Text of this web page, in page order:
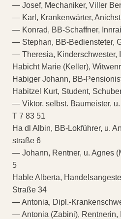
— Josef, Mechaniker, Viller
— Karl, Krankenwärter,
— Konrad, BB-Schaffner,
— Stephan, BB-Bediensteter,
— Theresia, Kinderschwester,
Habicht Marie (Keller),
Habiger Johann, BB-
Habitzel Kurt, Student,
— Viktor, selbst. Baumeister,
T 7 83 51
Ha dl Albin, BB-Lokführer, u.
straße 6
— Johann, Rentner, u. Agnes
5
Hable Alberta,
Straße 34
— Antonia, Dipl.-
— Antonia (Zabini), Rentnerin,